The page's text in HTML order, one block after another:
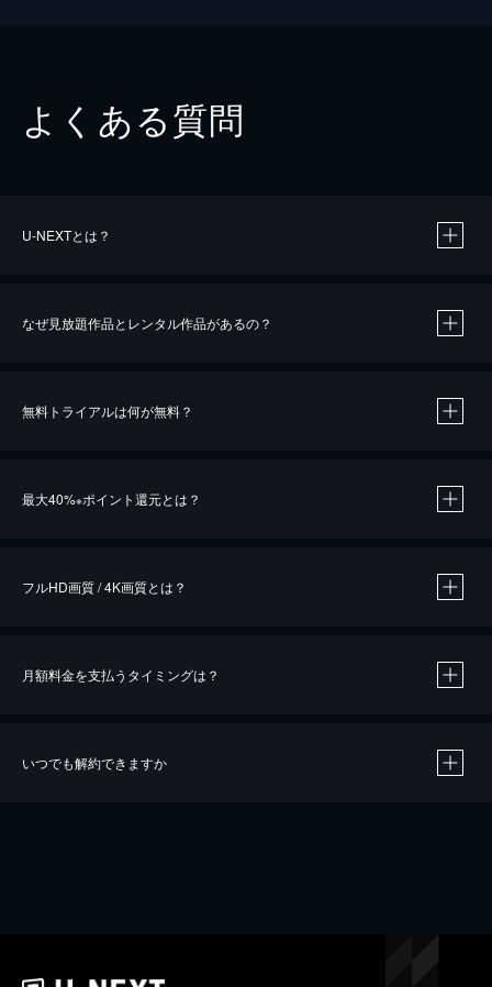
よくある質問
U-NEXTとは？
なぜ見放題作品とレンタル作品があるの？
無料トライアルは何が無料？
最大40%※ポイント還元とは？
※40％ポイント還元の対象は、クレジットカード決済による作品の購入 / レンタルです。
iOSアプリのUコイン決済による作品の購入 / レンタルは、20％のポイント還元です。
フルHD画質 / 4K画質とは？
月額料金を支払うタイミングは？
いつでも解約できますか